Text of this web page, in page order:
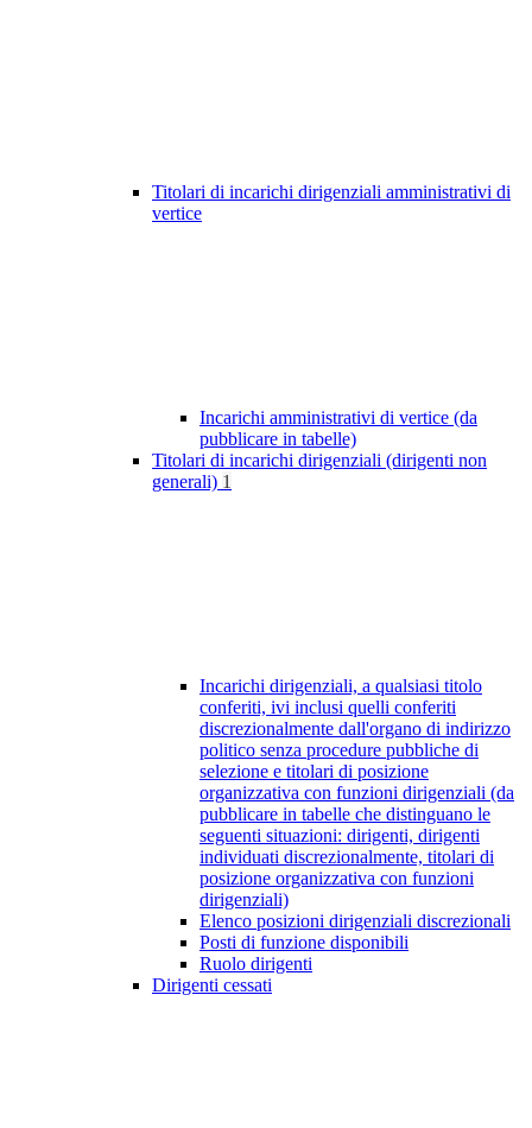
Titolari di incarichi dirigenziali amministrativi di
vertice
Incarichi amministrativi di vertice (da
pubblicare in tabelle)
Titolari di incarichi dirigenziali (dirigenti non
generali) 1
Incarichi dirigenziali, a qualsiasi titolo
conferiti, ivi inclusi quelli conferiti
discrezionalmente dall'organo di indirizzo
politico senza procedure pubbliche di
selezione e titolari di posizione
organizzativa con funzioni dirigenziali (da
pubblicare in tabelle che distinguano le
seguenti situazioni: dirigenti, dirigenti
individuati discrezionalmente, titolari di
posizione organizzativa con funzioni
dirigenziali)
Elenco posizioni dirigenziali discrezionali
Posti di funzione disponibili
Ruolo dirigenti
Dirigenti cessati